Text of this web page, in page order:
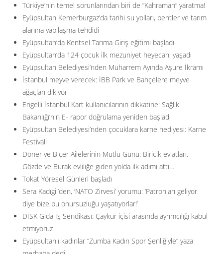
Türkiye’nin temel sorunlarından biri de ”Kahraman” yaratma!
Eyüpsultan Kemerburgaz’da tarihi su yolları, bentler ve tarım
alanına yapılaşma tehdidi
Eyüpsultan’da Kentsel Tarıma Giriş eğitimi başladı
Eyüpsultan’da 124 çocuk ilk mezuniyet heyecanı yaşadı
Eyüpsultan Belediyesi’nden Muharrem Ayında Aşure İkramı
İstanbul meyve verecek: İBB Park ve Bahçelere meyve
ağaçları dikiyor
Engelli İstanbul Kart kullanıcılarının dikkatine: Sağlık
Bakanlığı’nın E- rapor doğrulama yeniden başladı
Eyüpsultan Belediyesi’nden çocuklara karne hediyesi: Karne
Festivali
Döner ve Biçer Ailelerinin Mutlu Günü: Biricik evlatları,
Gözde ve Burak evliliğe giden yolda ilk adımı attı…
Tokat Yöresel Günleri başladı
Sera Kadıgil’den, ‘NATO Zirvesi’ yorumu: ‘Patronları geliyor
diye bize bu onursuzluğu yaşatıyorlar!’
DİSK Gıda İş Sendikası: Çaykur içisi arasında ayrımcılığı kabul
etmiyoruz
Eyüpsultanlı kadınlar “Zumba Kadın Spor Şenliğiyle” yaza